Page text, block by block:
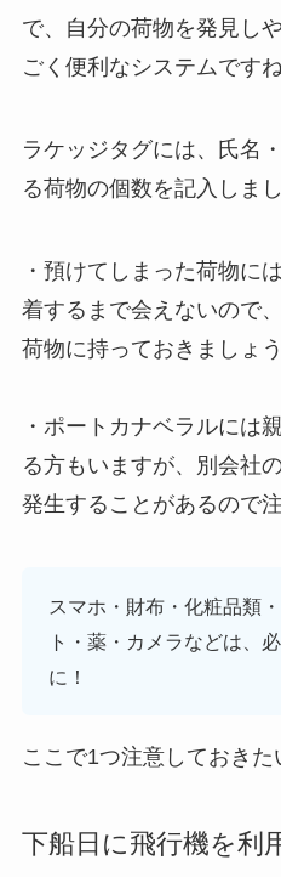
で、自分の荷物を発見し
ごく便利なシステムです
ラケッジタグには、
氏名
る荷物の個数を記入しま
・預けてしまった荷物に
着するまで会えないので
荷物に持っておきましょう
・ポートカナベラルには
る方もいますが、別会社
発生することがあるので
スマホ・財布・化粧品類・
ト
・薬・カメラなどは、
に！
ここで1つ注意しておきた
下船日に飛行機を利